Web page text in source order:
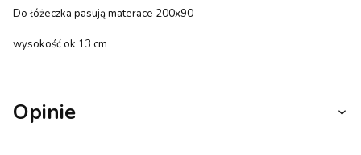
Do łóżeczka pasują materace 200x90
wysokość ok 13 cm
Opinie